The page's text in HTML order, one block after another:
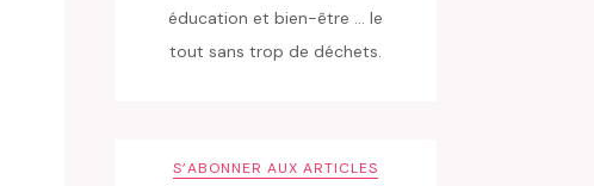
éducation et bien-être ... le
tout sans trop de déchets.
S’ABONNER AUX ARTICLES